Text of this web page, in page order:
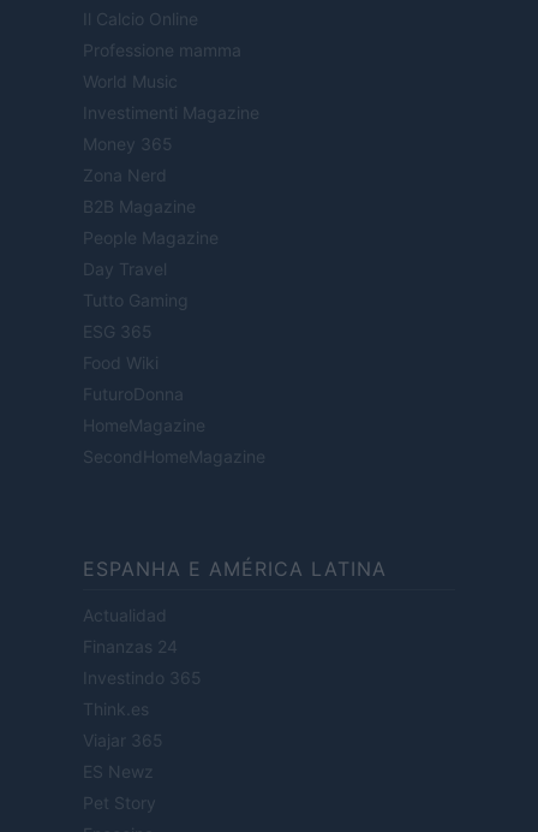
Il Calcio Online
Professione mamma
World Music
Investimenti Magazine
Money 365
Zona Nerd
B2B Magazine
People Magazine
Day Travel
Tutto Gaming
ESG 365
Food Wiki
FuturoDonna
HomeMagazine
SecondHomeMagazine
ESPANHA E AMÉRICA LATINA
Actualidad
Finanzas 24
Investindo 365
Think.es
Viajar 365
ES Newz
Pet Story